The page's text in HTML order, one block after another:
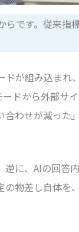
らです。従来指
が組み込まれ
ドから外部サ
わせが減った
に、AIの回答
物差し自体を